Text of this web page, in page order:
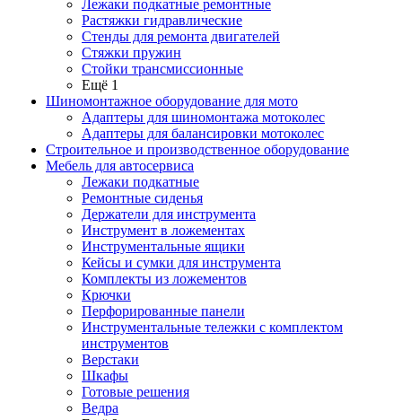
Лежаки подкатные ремонтные
Растяжки гидравлические
Стенды для ремонта двигателей
Стяжки пружин
Стойки трансмиссионные
Ещё 1
Шиномонтажное оборудование для мото
Адаптеры для шиномонтажа мотоколес
Адаптеры для балансировки мотоколес
Строительное и производственное оборудование
Мебель для автосервиса
Лежаки подкатные
Ремонтные сиденья
Держатели для инструмента
Инструмент в ложементах
Инструментальные ящики
Кейсы и сумки для инструмента
Комплекты из ложементов
Крючки
Перфорированные панели
Инструментальные тележки с комплектом
инструментов
Верстаки
Шкафы
Готовые решения
Ведра